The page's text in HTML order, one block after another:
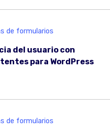
de formularios
del usuario con
para WordPress
de formularios